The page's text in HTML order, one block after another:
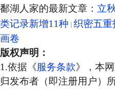
鄱湖人家的最新文章： 立
类记录新增11种 织密五重
画卷
版权声明：
1.依据《服务条款》，本
归发布者（即注册用户）